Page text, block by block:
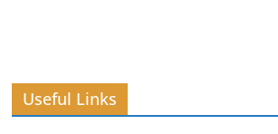
Useful Links